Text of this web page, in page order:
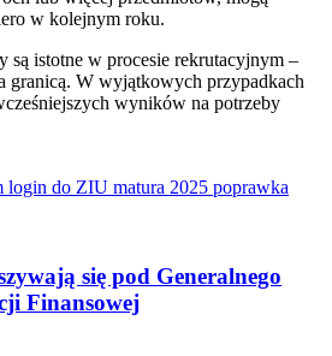
w kolejnym roku.
są istotne w procesie rekrutacyjnym –
granicą. W wyjątkowych przypadkach
wyników na potrzeby
login do ZIU matura 2025 poprawka
się pod Generalnego
Finansowej